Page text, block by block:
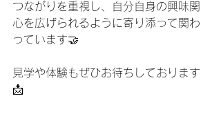
つながりを重視し、自分自身の興味関
心を広げられるように寄り添って関わ
っています🤝
見学や体験もぜひお待ちしております
📩